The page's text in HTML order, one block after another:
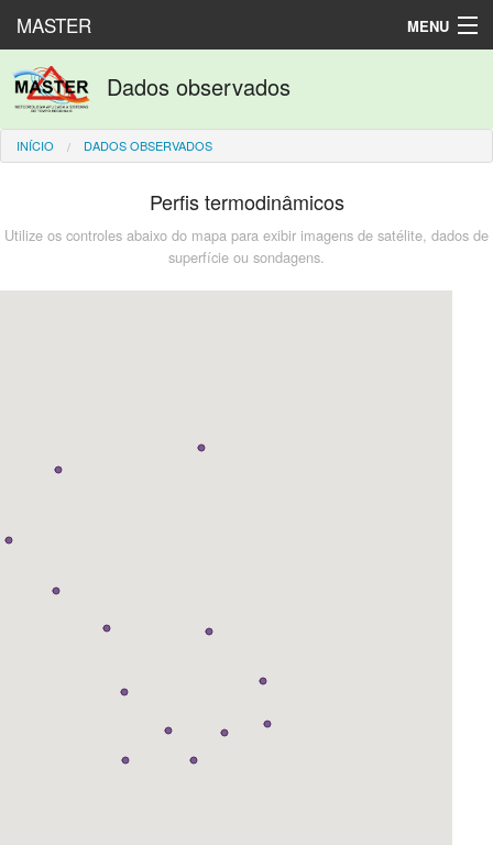
MASTER MENU
Produtos numéricos
Laboratório
Dados observados
INÍCIO DADOS OBSERVADOS
Perfis termodinâmicos
Utilize os controles abaixo do mapa para exibir imagens de satélite, dados de
superfície ou sondagens.